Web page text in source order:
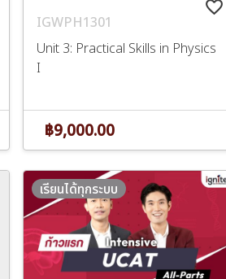
favorite_border
IGWPH1301
Unit 3: Practical Skills in Physics
I
฿9,000.00
เรียนได้ทุกระบบ